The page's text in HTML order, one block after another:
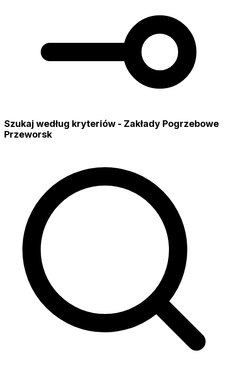
Szukaj według kryteriów - Zakłady Pogrzebowe
Przeworsk